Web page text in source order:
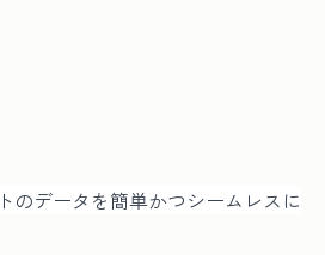
のデータを簡単かつシームレスに